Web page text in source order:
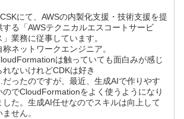
にて、AWSの内製化支援・技術支援を提
する「AWSテクニカルエスコートサービ
」業務に従事しています。
称ネットワークエンジニア。
は触っていても面白みが感じ
れないけれどCDKは好き
ったのですが、最近、生成AIで作りやす
のでCloudFormationをよく使うようになり
した。生成AI任せなのでスキルは向上して
ません。